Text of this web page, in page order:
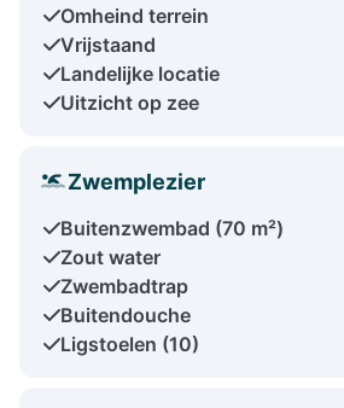
Omheind terrein
Vrijstaand
Landelijke locatie
Uitzicht op zee
Zwemplezier
Buitenzwembad (70 m²)
Zout water
Zwembadtrap
Buitendouche
Ligstoelen (10)